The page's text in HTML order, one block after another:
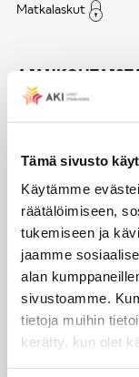
Tämä sivusto
Käytämme
räätälöimiseen,
tukemiseen ja
jaamme
alan
sivustoamme.
tietoja muihin
kerätty, kun olet
Matkalaskut
Crux-lehti
JOBI
TYÖELÄMÄOPAS
Työnhaku